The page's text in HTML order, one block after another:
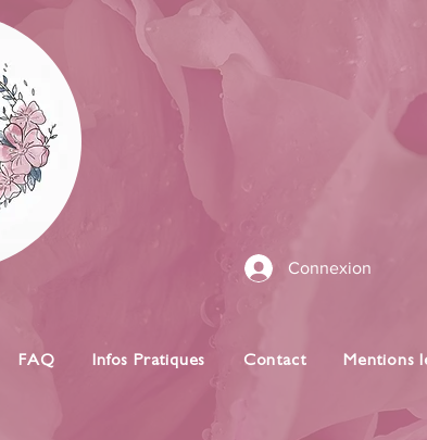
Connexion
FAQ Infos Pratiques Contact Mentions